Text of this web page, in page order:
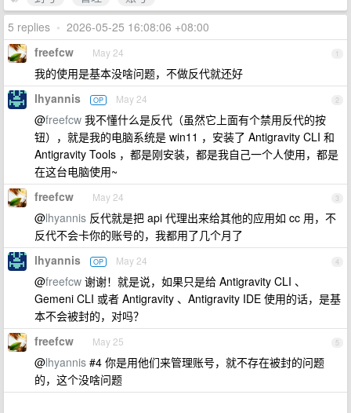
5 replies • 2026-05-25 16:08:06 +08:00
1
freefcw May 24
我的使用是基本没啥问题，不做反代就还好
2
lhyannis OP May 24
@freefcw 我不懂什么是反代（虽然它上面有个禁用反代的按
钮），就是我的电脑系统是 win11 ，安装了 Antigravity CLI 和
Antigravity Tools ，都是刚安装，都是我自己一个人使用，都是
在这台电脑使用~
3
freefcw May 24
@lhyannis 反代就是把 api 代理出来给其他的应用如 cc 用，不
反代不会卡你的账号的，我都用了几个月了
4
lhyannis OP May 24
@freefcw 谢谢！就是说，如果只是给 Antigravity CLI 、
Gemeni CLI 或者 Antigravity 、Antigravity IDE 使用的话，是基
本不会被封的，对吗？
5
freefcw May 25
@lhyannis #4 你是用他们来管理账号，就不存在被封的问题
的，这个没啥问题